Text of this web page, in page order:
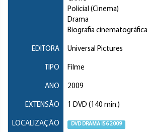
Policial (Cinema)
Drama
Biografia cinematográfica
EDITORA Universal Pictures
TIPO Filme
ANO 2009
EXTENSÃO 1 DVD (140 min.)
LOCALIZAÇÃO DVD DRAMA I56 2009